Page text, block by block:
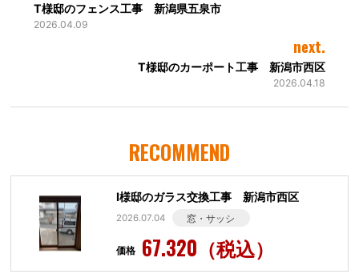
T様邸のフェンス工事 新潟県五泉市
2026.04.09
next.
T様邸のカーポート工事 新潟市西区
2026.04.18
RECOMMEND
I様邸のガラス交換工事 新潟市西区
2026.07.04 窓・サッシ
価格 67.320（税込）